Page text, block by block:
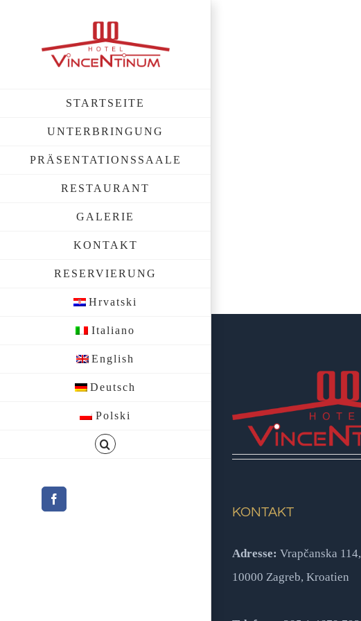
STARTSEITE
UNTERBRINGUNG
PRÄSENTATIONSSAALE
RESTAURANT
GALERIE
KONTAKT
RESERVIERUNG
Hrvatski
Italiano
English
Deutsch
Polski
Facebook
KONTAKT
Adresse: Vrapčanska 114,
10000 Zagreb, Kroatien